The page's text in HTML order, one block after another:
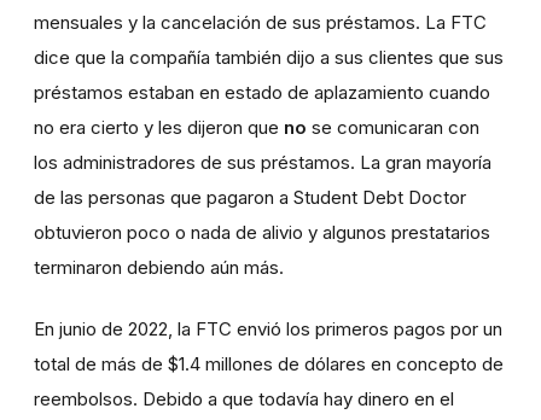
mensuales y la cancelación de sus préstamos. La FTC
dice que la compañía también dijo a sus clientes que sus
préstamos estaban en estado de aplazamiento cuando
no era cierto y les dijeron que no se comunicaran con
los administradores de sus préstamos. La gran mayoría
de las personas que pagaron a Student Debt Doctor
obtuvieron poco o nada de alivio y algunos prestatarios
terminaron debiendo aún más.
En junio de 2022, la FTC envió los primeros pagos por un
total de más de $1.4 millones de dólares en concepto de
reembolsos. Debido a que todavía hay dinero en el